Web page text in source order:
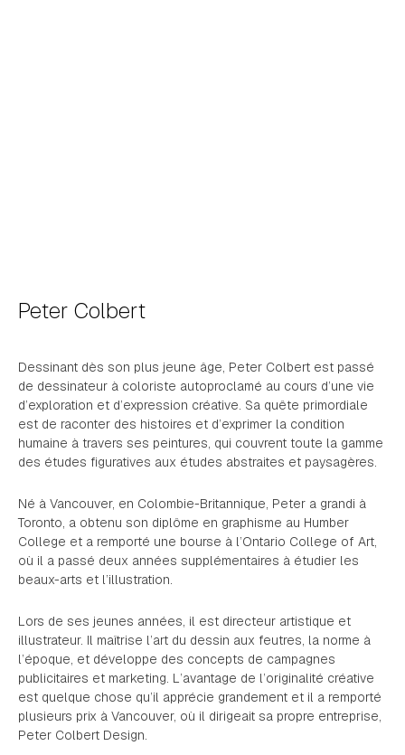
Peter Colbert
Dessinant dès son plus jeune âge, Peter Colbert est passé
de dessinateur à coloriste autoproclamé au cours d’une vie
d’exploration et d’expression créative. Sa quête primordiale
est de raconter des histoires et d’exprimer la condition
humaine à travers ses peintures, qui couvrent toute la gamme
des études figuratives aux études abstraites et paysagères.
Né à Vancouver, en Colombie-Britannique, Peter a grandi à
Toronto, a obtenu son diplôme en graphisme au Humber
College et a remporté une bourse à l’Ontario College of Art,
où il a passé deux années supplémentaires à étudier les
beaux-arts et l’illustration.
Lors de ses jeunes années, il est directeur artistique et
illustrateur. Il maîtrise l’art du dessin aux feutres, la norme à
l’époque, et développe des concepts de campagnes
publicitaires et marketing. L’avantage de l’originalité créative
est quelque chose qu’il apprécie grandement et il a remporté
plusieurs prix à Vancouver, où il dirigeait sa propre entreprise,
Peter Colbert Design.